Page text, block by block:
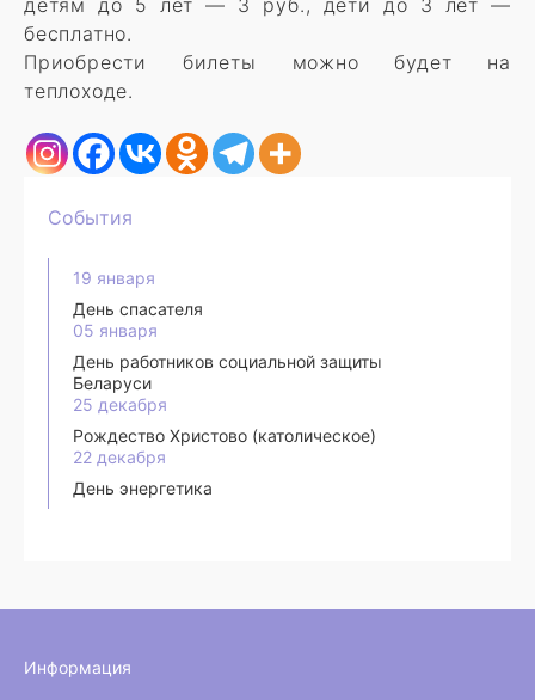
детям до 5 лет — 3 руб., дети до 3 лет —
бесплатно.
Приобрести билеты можно будет на
теплоходе.
События
19 января
День спасателя
05 января
День работников социальной защиты
Беларуси
25 декабря
Рождество Христово (католическое)
22 декабря
День энергетика
Информация